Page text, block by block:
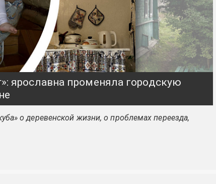
ярославна променяла городскую
о деревенской жизни, о проблемах переезда,